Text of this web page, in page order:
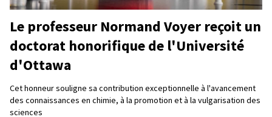
Le professeur Normand Voyer reçoit un
doctorat honorifique de l'Université
d'Ottawa
Cet honneur souligne sa contribution exceptionnelle à l'avancement
des connaissances en chimie, à la promotion et à la vulgarisation des
sciences